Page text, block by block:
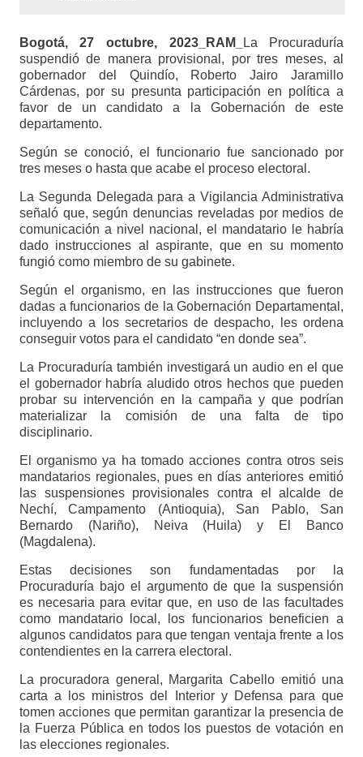
Bogotá, 27 octubre, 2023_RAM_
La Procuraduría
suspendió de manera provisional, por tres meses, al
gobernador del Quindío, Roberto Jairo Jaramillo
Cárdenas, por su presunta participación en política a
favor de un candidato a la Gobernación de este
departamento.
Según se conoció, el funcionario fue sancionado por
tres meses o hasta que acabe el proceso electoral.
La Segunda Delegada para a Vigilancia Administrativa
señaló que, según denuncias reveladas por medios de
comunicación a nivel nacional, el mandatario le habría
dado instrucciones al aspirante, que en su momento
fungió como miembro de su gabinete.
Según el organismo, en las instrucciones que fueron
dadas a funcionarios de la Gobernación Departamental,
incluyendo a los secretarios de despacho, les ordena
conseguir votos para el candidato “en donde sea”.
La Procuraduría también investigará un audio en el que
el gobernador habría aludido otros hechos que pueden
probar su intervención en la campaña y que podrían
materializar la comisión de una falta de tipo
disciplinario.
El organismo ya ha tomado acciones contra otros seis
mandatarios regionales, pues en días anteriores emitió
las suspensiones provisionales contra el alcalde de
Nechí, Campamento (Antioquia), San Pablo, San
Bernardo (Nariño), Neiva (Huila) y El Banco
(Magdalena).
Estas decisiones son fundamentadas por la
Procuraduría bajo el argumento de que la suspensión
es necesaria para evitar que, en uso de las facultades
como mandatario local, los funcionarios beneficien a
algunos candidatos para que tengan ventaja frente a los
contendientes en la carrera electoral.
La procuradora general, Margarita Cabello emitió una
carta a los ministros del Interior y Defensa para que
tomen acciones que permitan garantizar la presencia de
la Fuerza Pública en todos los puestos de votación en
las elecciones regionales.